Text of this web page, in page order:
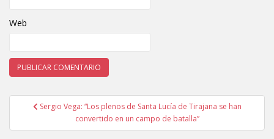
Web
Navegación de entradas
Sergio Vega: “Los plenos de Santa Lucía de Tirajana se han
convertido en un campo de batalla”